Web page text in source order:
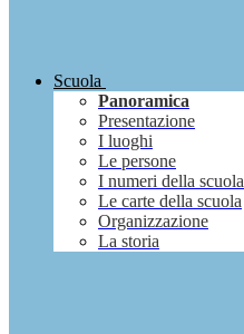
Scuola
Panoramica
Presentazione
I luoghi
Le persone
I numeri della scuola
Le carte della scuola
Organizzazione
La storia